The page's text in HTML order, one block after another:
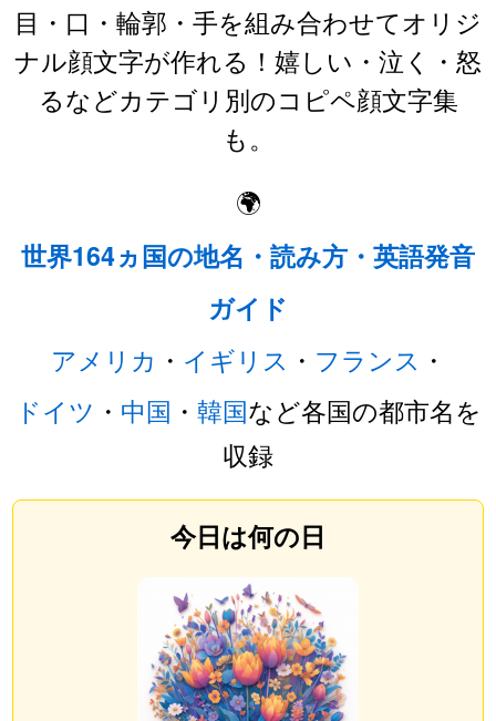
目・口・輪郭・手を組み合わせてオリジ
ナル顔文字が作れる！嬉しい・泣く・怒
るなどカテゴリ別のコピペ顔文字集
も。
🌍
世界164ヵ国の地名・読み方・英語発音
ガイド
アメリカ ・ イギリス ・ フランス ・
ドイツ ・ 中国 ・ 韓国など各国の都市名を
収録
今日は何の日